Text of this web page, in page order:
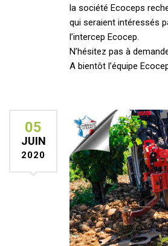
la société Ecoceps
qui seraient intéressés
l’intercep Ecocep.
N’hésitez pas à
A bientôt l’équipe
05
JUIN
2020